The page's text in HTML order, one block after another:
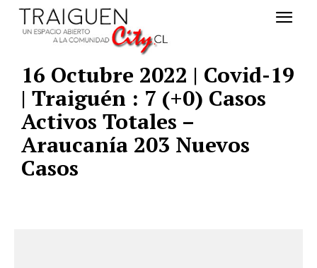
16 Octubre 2022 | Covid-19
| Traiguén : 7 (+0) Casos
Activos Totales –
Araucanía 203 Nuevos
Casos